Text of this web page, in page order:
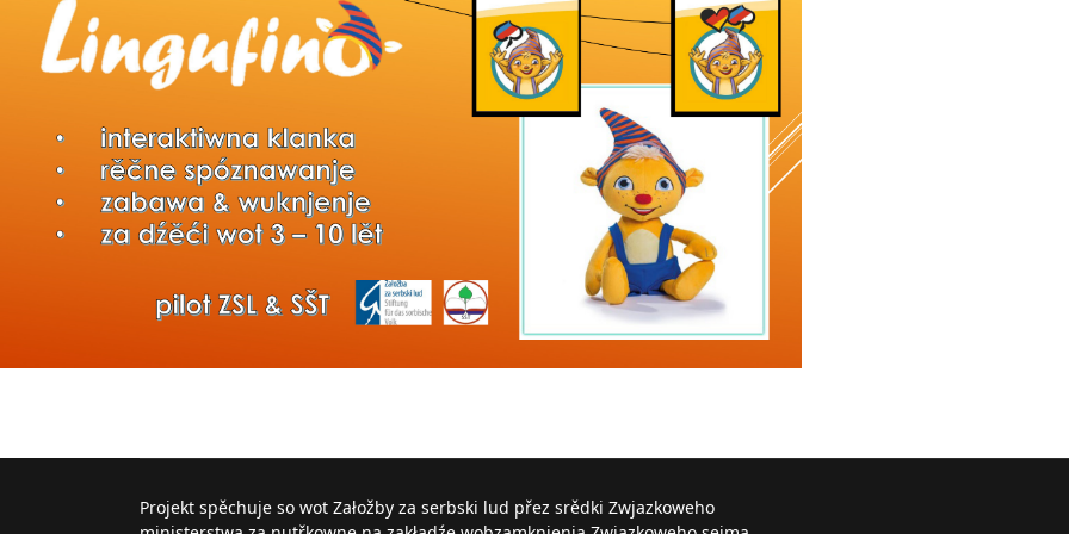
Projekt spěchuje so wot Załožby za serbski lud přez srědki Zwjazkoweho